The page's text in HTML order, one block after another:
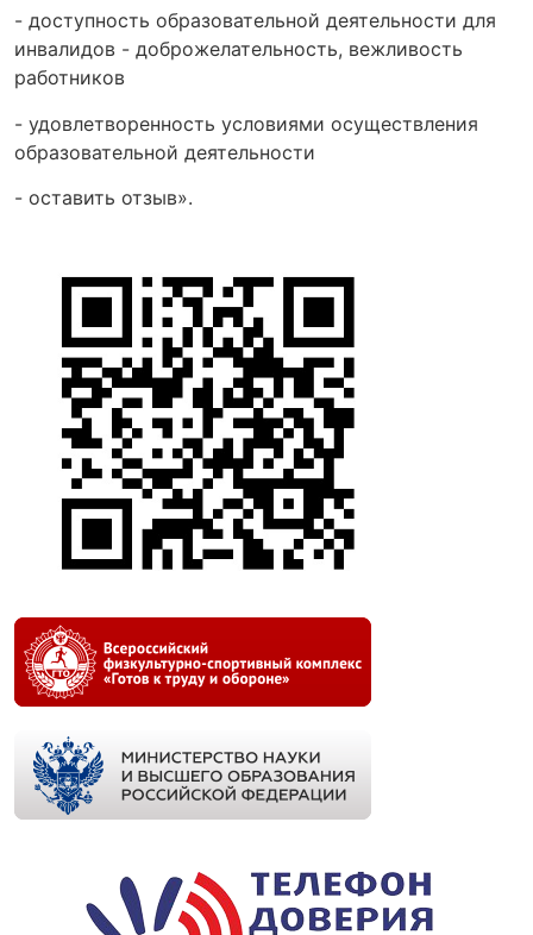
- доступность образовательной деятельности для
инвалидов - доброжелательность, вежливость
работников
- удовлетворенность условиями осуществления
образовательной деятельности
- оставить отзыв».